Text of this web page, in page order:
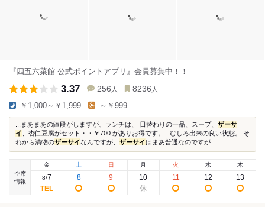
『四五六菜館 公式ポイントアプリ』会員募集中！！
3.37 256 人 8236 人
￥1,000～￥1,999 ～￥999
...まあまあの値段がしますが、ランチは、 日替わりの一品、スープ、 ザーサ
イ 、杏仁豆腐がセット・・￥700 がありお得です。...むしろ出来の良い状態。 そ
れから漬物のザーサイなんですが、 ザーサイはまあ普通なのですが...
空席
情報
金
8/7
土
8
日
9
月
10
火
11
水
12
木
13